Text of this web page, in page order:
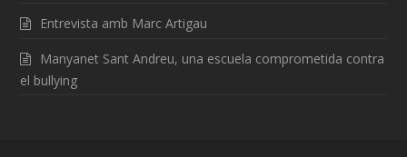
Entrevista amb Marc Artigau
Manyanet Sant Andreu, una escuela comprometida contra
el bullying